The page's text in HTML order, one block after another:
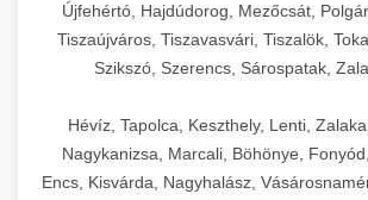
Újfehértó, Hajdúdorog, Mezőcsát,
Tiszaújváros, Tiszavasvári, Tiszalök,
Szikszó, Szerencs, Sárospatak,
Hévíz, Tapolca, Keszthely, Lenti,
Nagykanizsa, Marcali, Böhönye,
Encs, Kisvárda, Nagyhalász,